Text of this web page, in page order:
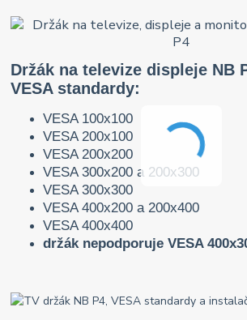
Držák na televize displeje NB
VESA standardy:
VESA 100x100
VESA 200x100
VESA 200x200
VESA 300x200 a 200x300
VESA 300x300
VESA 400x200 a 200x400
VESA 400x400
držák nepodporuje VESA